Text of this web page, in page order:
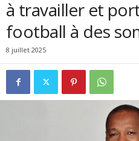
à travailler et
football à des
8 juillet 2025